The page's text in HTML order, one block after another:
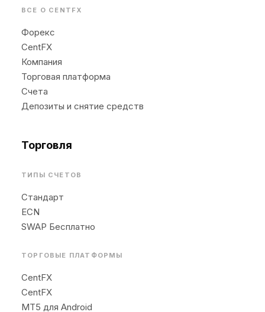
ВСЕ О CENTFX
Форекс
CentFX
Компания
Торговая платформа
Счета
Депозиты и снятие средств
Торговля
ТИПЫ СЧЕТОВ
Стандарт
ECN
SWAP Бесплатно
ТОРГОВЫЕ ПЛАТФОРМЫ
CentFX
CentFX
MT5 для Android